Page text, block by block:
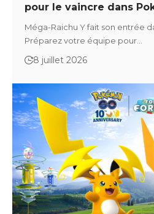
pour le vaincre dans
Méga-Raichu Y fait son entrée
Préparez votre équipe pour…
8 juillet 2026